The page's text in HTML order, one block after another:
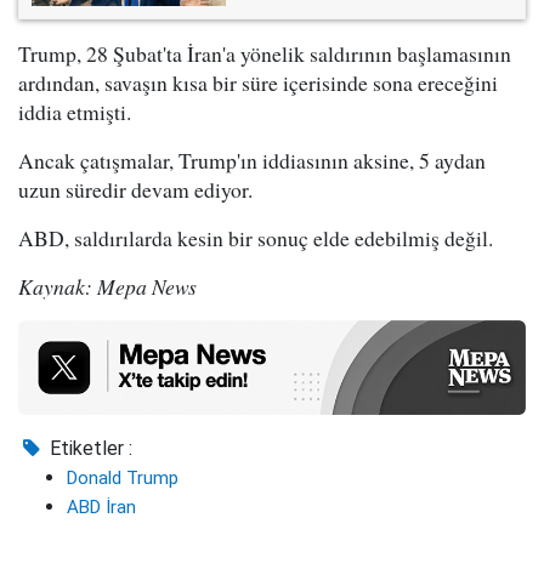
Trump, 28 Şubat'ta İran'a yönelik saldırının başlamasının
ardından, savaşın kısa bir süre içerisinde sona ereceğini
iddia etmişti.
Ancak çatışmalar, Trump'ın iddiasının aksine, 5 aydan
uzun süredir devam ediyor.
ABD, saldırılarda kesin bir sonuç elde edebilmiş değil.
Kaynak: Mepa News
Etiketler :
Donald Trump
ABD İran